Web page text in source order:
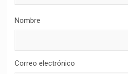
Nombre
Correo electrónico